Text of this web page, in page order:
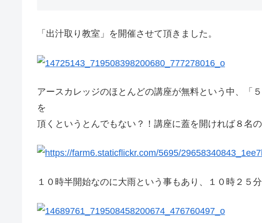
「出汁取り教室」を開催させて頂きました。
アースカレッジのほとんどの講座が無料という中、「
を
頂くというとんでもない？！講座に蓋を開ければ８名
１０時半開始なのに大雨という事もあり、１０時２５